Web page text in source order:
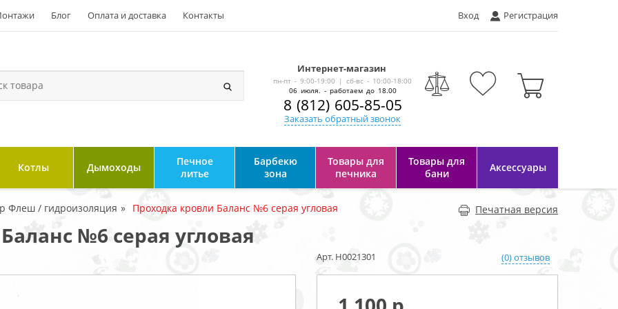
Блог Оплата и доставка Контакты Вход Регистрация
Интернет-магазин
-
пн-пт - 9:00-19:00 | сб-вс - 10:00-18:00
06 июля. - работаем до 18.00
8 (812) 605-85-05
Заказать обратный звонок
Котлы Дымоходы
Печное
литье
Барбекю
зона
Товары для
печника
Товары для
бани
Аксессуары
Печатная версия
Флеш / гидроизоляция Проходка кровли Баланс №6 серая угловая
№6 серая угловая
Арт. Н0021301 (0) отзывов